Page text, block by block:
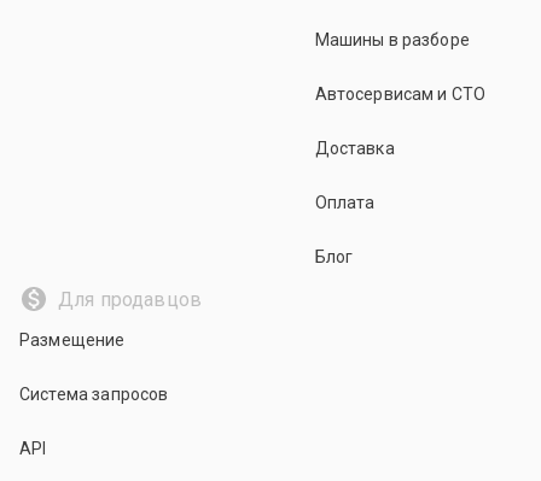
Машины в разборе
Автосервисам и СТО
Доставка
Оплата
Блог
Для продавцов
Размещение
Система запросов
API